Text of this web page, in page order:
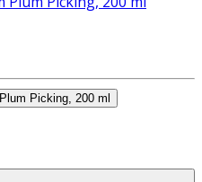
Picking, 200 ml